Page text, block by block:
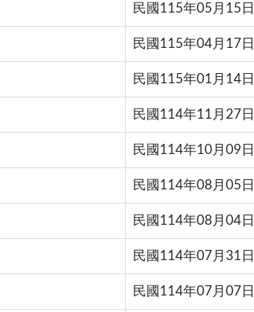
民國115年05月15日
民國115年04月17日
民國115年01月14日
民國114年11月27日
民國114年10月09日
民國114年08月05日
民國114年08月04日
民國114年07月31日
民國114年07月07日